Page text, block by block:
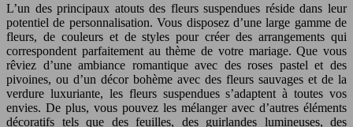
L’un des principaux atouts des fleurs suspendues réside dans leur
potentiel de personnalisation. Vous disposez d’une large gamme de
fleurs, de couleurs et de styles pour créer des arrangements qui
correspondent parfaitement au thème de votre mariage. Que vous
rêviez d’une ambiance romantique avec des roses pastel et des
pivoines, ou d’un décor bohème avec des fleurs sauvages et de la
verdure luxuriante, les fleurs suspendues s’adaptent à toutes vos
envies. De plus, vous pouvez les mélanger avec d’autres éléments
décoratifs tels que des feuilles, des guirlandes lumineuses, des